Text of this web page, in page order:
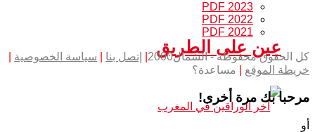
عين على الطريق
PDF 2023
PDF 2022
PDF 2021
كل الحقوق محفوظة - الشمال2000 | إتصل بنا سياسة الخصوصية
خريطة الموقع
مساعدة؟
مرحبا بك مرة أخرى!
أو